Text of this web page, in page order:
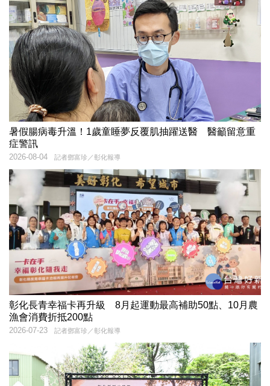
暑假腸病毒升溫！1歲童睡夢反覆肌抽躍送醫 醫籲留意重
症警訊
記者鄧富珍／彰化報導
2026-08-04
彰化長青幸福卡再升級 8月起運動最高補助50點、10月農
漁會消費折抵200點
記者鄧富珍／彰化報導
2026-07-23